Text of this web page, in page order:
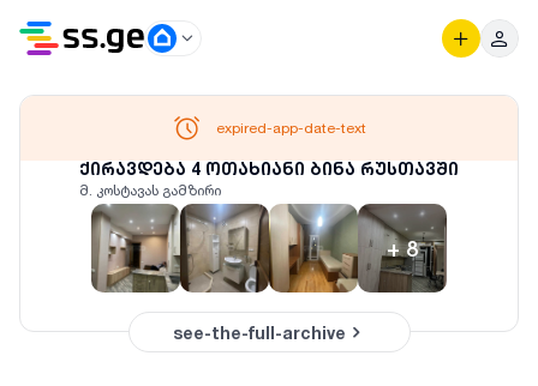
ქირავდება 4 ოთახიანი ბინა რუსთავში
მ. კოსტავას გამზირი
+8
expired-app-date-text
see-the-full-archive